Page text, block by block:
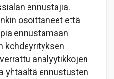
ennustajia.
osoittaneet että
ennustamaan
kohdeyrityksen
analyytikkojen
yhtäältä ennustusten